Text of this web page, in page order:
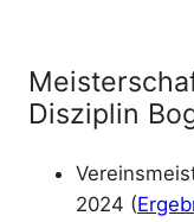
Disziplin
2024 (